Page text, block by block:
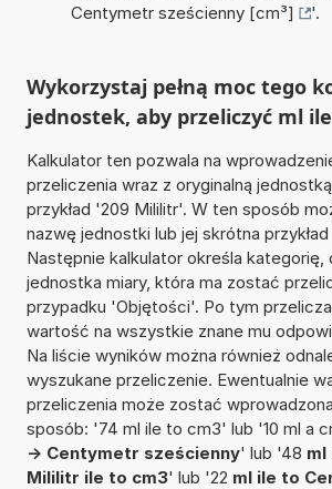
Centymetr sześcienny [cm³]
'.
Wykorzystaj pełną moc tego
jednostek, aby przeliczyć ml
Kalkulator ten pozwala na
przeliczenia wraz z oryginalną
przykład '209 Mililitr'. W ten sposób
nazwę jednostki lub jej skrótna
Następnie kalkulator określa kategorię,
jednostka miary, która ma zostać
przypadku 'Objętości'. Po tym
wartość na wszystkie znane mu
Na liście wyników można również
wyszukane przeliczenie. Ewentualnie
przeliczenia może zostać
sposób: '74 ml ile to cm3' lub '10 ml a
-> Centymetr sześcienny' lub '48 ml
Mililitr ile to cm3' lub '22 ml ile to